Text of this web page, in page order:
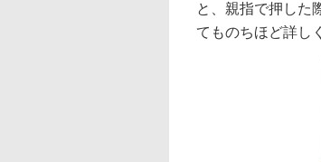
と、親指で押した
てものちほど詳し